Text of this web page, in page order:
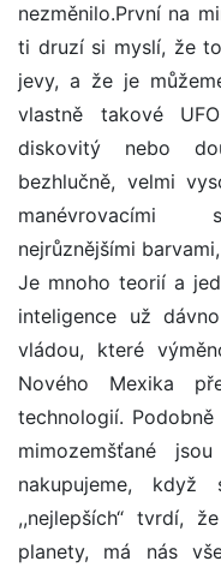
nezměnilo.První na
ti druzí si myslí, že
jevy, a že je
vlastně takové
diskovitý nebo
bezhlučně, velmi
manévrovacími
nejrůznějšími
Je mnoho teorií a
inteligence už
vládou, které
Nového Mexika
technologií.
mimozemšťané
nakupujeme,
,,nejlepších“ tvrdí,
planety, má nás